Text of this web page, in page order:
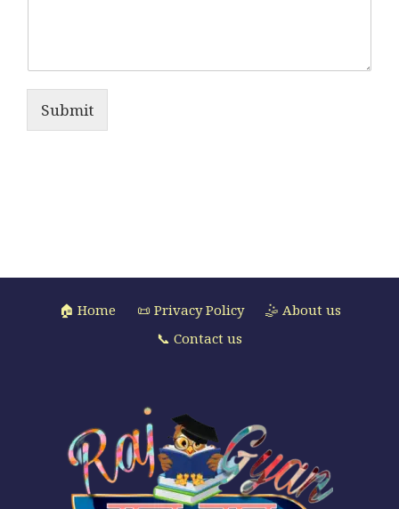
Submit
🏠 Home 📜 Privacy Policy
🤹 About us
📞 Contact us